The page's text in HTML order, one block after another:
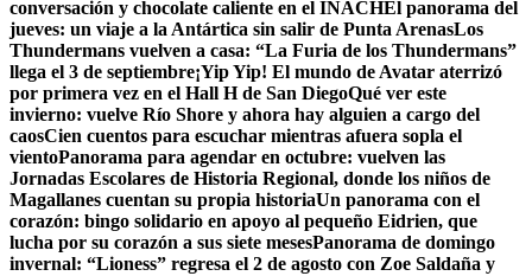
conversación y chocolate caliente en el INACHEl panorama del
jueves: un viaje a la Antártica sin salir de Punta ArenasLos
Thundermans vuelven a casa: “La Furia de los Thundermans”
llega el 3 de septiembre¡Yip Yip! El mundo de Avatar aterrizó
por primera vez en el Hall H de San DiegoQué ver este
invierno: vuelve Río Shore y ahora hay alguien a cargo del
caosCien cuentos para escuchar mientras afuera sopla el
vientoPanorama para agendar en octubre: vuelven las
Jornadas Escolares de Historia Regional, donde los niños de
Magallanes cuentan su propia historiaUn panorama con el
corazón: bingo solidario en apoyo al pequeño Eidrien, que
lucha por su corazón a sus siete mesesPanorama de domingo
invernal: “Lioness” regresa el 2 de agosto con Zoe Saldaña y